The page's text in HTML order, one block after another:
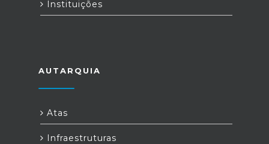
Instituições
AUTARQUIA
Atas
Infraestruturas